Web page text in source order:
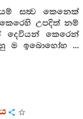
සත්‍ව කෙනෙක්
උපදිත් නම්
දෙවියන් කෙරෙන්
ම ඉබොහෝහ ...